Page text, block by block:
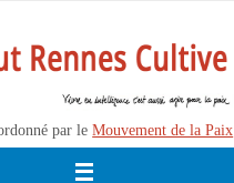
par leMouvement de la Paix